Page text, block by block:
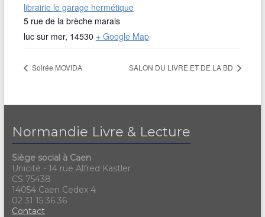
librairie le garage hermétique
5 rue de la brèche marais
luc sur mer, 14530 + Google Map
Soirée MOVIDA SALON DU LIVRE ET DE LA BD
Normandie Livre & Lecture
Siège social à Caen
Unicité - 14 rue Alfred Kastler
CS 75438
14054 Caen Cedex 4
02 31 15 36 36
Contact